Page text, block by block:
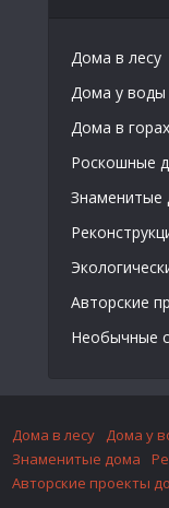
Дома в лесу
Дома у воды
Дома в горах
Роскошные
Знаменитые
Авторские
Необычные
Дома в лесу Дома у
Знаменитые дома
Авторские проекты